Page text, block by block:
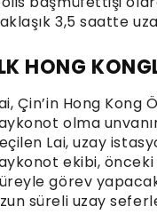
3,5 saatte
HONG
Çin’in Hong
olma
Lai, uzay
ekibi, önceki
görev
süreli uzay